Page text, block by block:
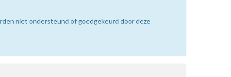
niet ondersteund of goedgekeurd door deze